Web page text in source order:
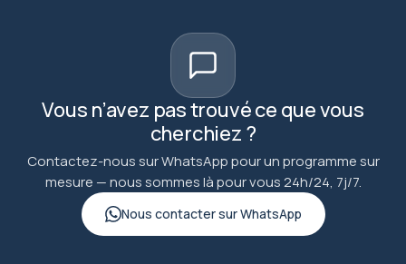
Vous n’avez pas trouvé ce que vous
cherchiez ?
Contactez-nous sur WhatsApp pour un programme sur
mesure — nous sommes là pour vous 24h/24, 7j/7.
Nous contacter sur WhatsApp